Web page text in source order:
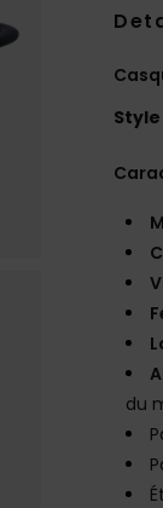
Style
du